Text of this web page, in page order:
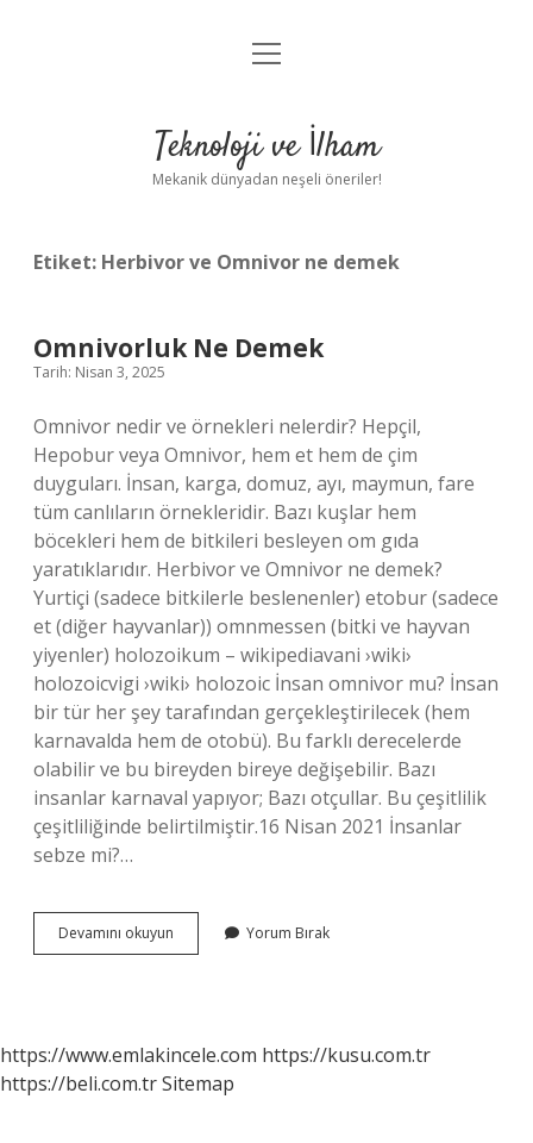
Anasayfa
Yasal Uyarı
menüyü
Teknoloji ve İlham
Mekanik dünyadan neşeli öneriler!
Etiket: Herbivor ve Omnivor ne demek
Omnivorluk Ne Demek
Tarih: Nisan 3, 2025
Omnivor nedir ve örnekleri nelerdir? Hepçil,
Hepobur veya Omnivor, hem et hem de çim
duyguları. İnsan, karga, domuz, ayı, maymun, fare
tüm canlıların örnekleridir. Bazı kuşlar hem
böcekleri hem de bitkileri besleyen om gıda
yaratıklarıdır. Herbivor ve Omnivor ne demek?
Yurtiçi (sadece bitkilerle beslenenler) etobur (sadece
et (diğer hayvanlar)) omnmessen (bitki ve hayvan
yiyenler) holozoikum – wikipediavani ›wiki›
holozoicvigi ›wiki› holozoic İnsan omnivor mu? İnsan
bir tür her şey tarafından gerçekleştirilecek (hem
karnavalda hem de otobü). Bu farklı derecelerde
olabilir ve bu bireyden bireye değişebilir. Bazı
insanlar karnaval yapıyor; Bazı otçullar. Bu çeşitlilik
çeşitliliğinde belirtilmiştir.16 Nisan 2021 İnsanlar
sebze mi?…
Devamını okuyun Omnivorluk
Ne
Yorum Bırak
https://www.emlakincele.com https://kusu.com.tr
https://beli.com.trSitemap